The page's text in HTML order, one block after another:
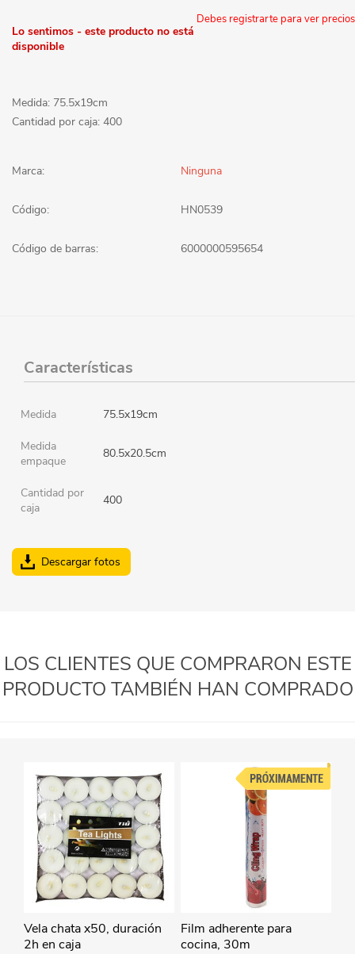
Debes registrarte para ver precios
Lo sentimos - este producto no está
disponible
Medida: 75.5x19cm
Cantidad por caja: 400
Marca: Ninguna
Código: HN0539
Código de barras: 6000000595654
Características
Medida 75.5x19cm
Medida
empaque
80.5x20.5cm
Cantidad por
caja
400
Descargar fotos
LOS CLIENTES QUE COMPRARON ESTE
PRODUCTO TAMBIÉN HAN COMPRADO
Vela chata x50, duración
2h en caja
Film adherente para
cocina, 30m